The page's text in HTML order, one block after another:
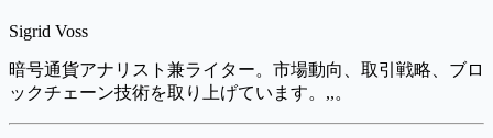
Sigrid Voss
暗号通貨アナリスト兼ライター。市場動向、取引戦略、ブロ
ックチェーン技術を取り上げています。,,。